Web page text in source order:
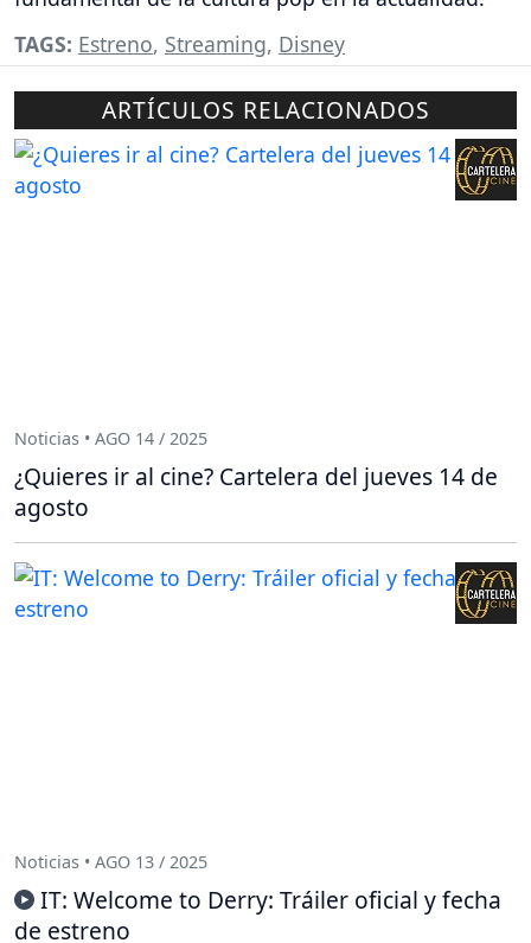
TAGS: Estreno, Streaming, Disney
ARTÍCULOS RELACIONADOS
Noticias • AGO 14 / 2025
¿Quieres ir al cine? Cartelera del jueves 14 de
agosto
Noticias • AGO 13 / 2025
IT: Welcome to Derry: Tráiler oficial y fecha
de estreno